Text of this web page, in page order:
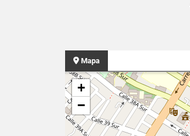
Mapa
+
−